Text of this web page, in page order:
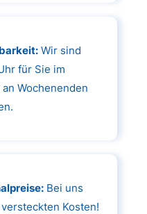
Wir sind
für Sie im
Wochenenden
Bei uns
Kosten!